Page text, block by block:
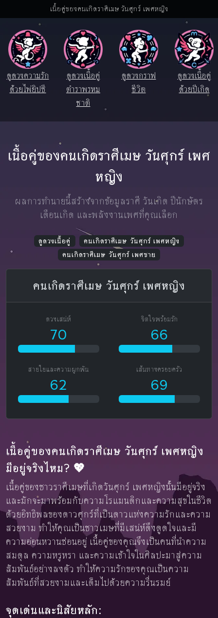
เนื้อคู่ของคนเกิดราศีเมษ วันศุกร์ เพศหญิง
ดูดวงความรัก
ด้วยไพ่ยิปซี
ดูดวงเนื้อคู่
ตำราพรหม
ชาติ
ดูดวงกราฟ
ชีวิต
ดูดวงเนื้อคู่
ด้วยปีเกิด
เนื้อคู่ของคนเกิดราศีเมษ วันศุกร์ เพศ
หญิง
ผลการทำนายนี้สร้างจากข้อมูลราศี วันเกิด ปีนักษัตร
เดือนเกิด และพลังงานเพศที่คุณเลือก
ดูดวงเนื้อคู่
คนเกิดราศีเมษ วันศุกร์ เพศหญิง
คนเกิดราศีเมษ วันศุกร์ เพศชาย
คนเกิดราศีเมษ วันศุกร์ เพศหญิง
ดวงเสน่ห์
70
จิตใจพร้อมรัก
66
สายใยและความผูกพัน
62
เส้นทางครอบครัว
69
เนื้อคู่ของคนเกิดราศีเมษ วันศุกร์ เพศหญิง
มีอยู่จริงไหม? 💖
เนื้อคู่ของชาวราศีเมษที่เกิดวันศุกร์ เพศหญิงนั้นมีอยู่จริง
และมักจะมาพร้อมกับความโรแมนติกและความสุขในชีวิต
ด้วยอิทธิพลของดาวศุกร์ที่เป็นดาวแห่งความรักและความ
สวยงาม ทำให้คุณเป็นชาวเมษที่มีเสน่ห์ดึงดูดใจและมี
ความอ่อนหวานซ่อนอยู่ เนื้อคู่ของคุณจึงเป็นคนที่นำความ
สมดุล ความหรูหรา และความเข้าใจในศิลปะมาสู่ความ
สัมพันธ์อย่างลงตัว ทำให้ความรักของคุณเป็นความ
สัมพันธ์ที่สวยงามและเต็มไปด้วยความรื่นรมย์
จุดเด่นและนิสัยหลัก: